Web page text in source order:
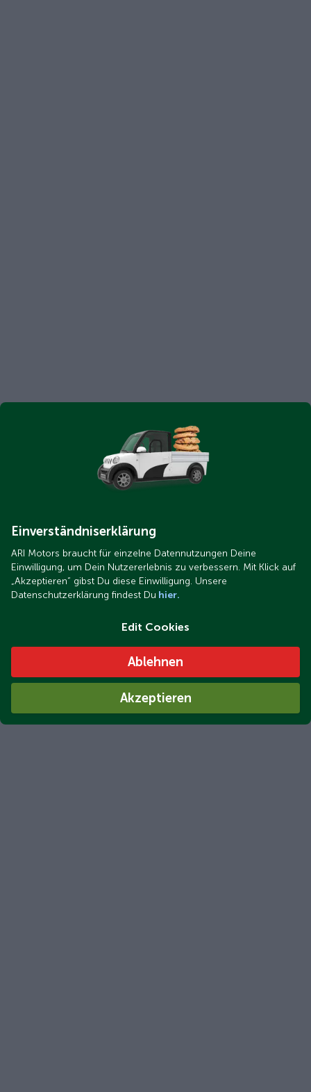
Einverständniserklärung
ARI Motors braucht für einzelne Datennutzungen Deine
Einwilligung, um Dein Nutzererlebnis zu verbessern. Mit Klick auf
„Akzeptieren“ gibst Du diese Einwilligung. Unsere
Datenschutzerklärung findest Du hier.
Edit Cookies
Ablehnen
Akzeptieren